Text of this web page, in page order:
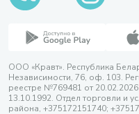
ООО «Кравт». Республика
Независимости, 76, оф. 103.
реестре №769481 от
13.10.1992. Отдел торговли и
района, +375172151740;